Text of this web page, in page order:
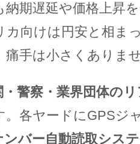
納期遅延や価格上昇
カ向けは円安と相ま
痛手は小さくありま
・警察・業界団体の
各ヤードにGPSジ
ンバー自動読取シス